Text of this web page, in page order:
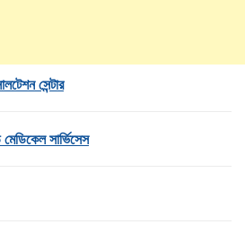
সেন্টার
মেডিকেল সার্ভিসেস